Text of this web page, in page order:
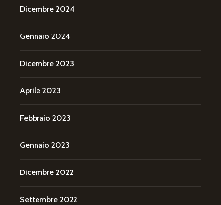
Dicembre 2024
Gennaio 2024
Dicembre 2023
Aprile 2023
Febbraio 2023
Gennaio 2023
Dicembre 2022
Settembre 2022